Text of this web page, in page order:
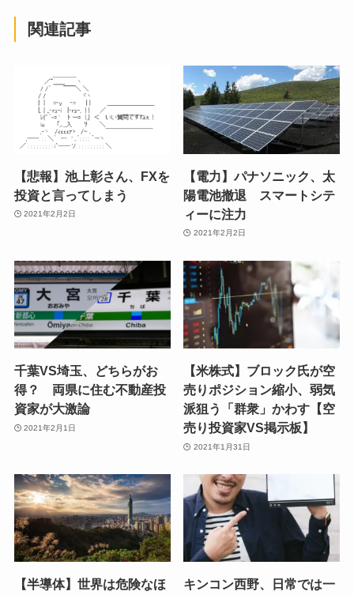
関連記事
【悲報】池上彰さん、FXを
投資と言ってしまう
2021年2月2日
【電力】パナソニック、太
陽電池撤退 スマートシテ
ィーに注力
2021年2月2日
千葉VS埼玉、どちらがお
得？ 両県に住む不動産投
資家が大激論
2021年2月1日
【米株式】ブロック氏が空
売りポジション縮小、弱気
派狙う「群衆」かわす【空
売り投資家VS掲示板】
2021年1月31日
【半導体】世界は危険なほ
キンコン西野、日常では一